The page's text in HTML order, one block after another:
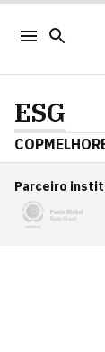
ESG
COP
Parceiro